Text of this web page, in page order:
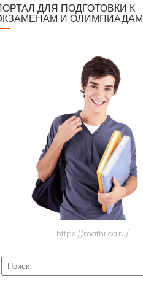
ДЛЯ ПОДГОТОВКИ К
И ОЛИМПИАДАМ
https://mathrica.ru/